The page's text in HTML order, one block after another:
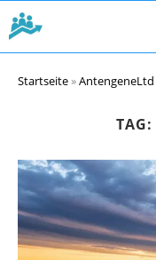
Startseite»AntengeneLtd
TAG: